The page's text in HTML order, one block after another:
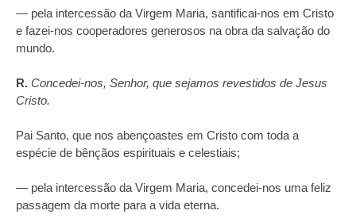
— pela intercessão da Virgem Maria, santificai‑nos em Cristo
e fazei‑nos cooperadores generosos na obra da salvação do
mundo.
R. Concedei‑nos, Senhor, que sejamos revestidos de Jesus
Cristo.
Pai Santo, que nos abençoastes em Cristo com toda a
espécie de bênçãos espirituais e celestiais;
— pela intercessão da Virgem Maria, concedei-nos uma feliz
passagem da morte para a vida eterna.